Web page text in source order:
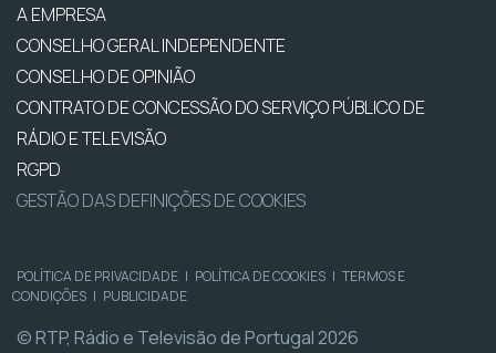
A EMPRESA
CONSELHO GERAL INDEPENDENTE
CONSELHO DE OPINIÃO
CONTRATO DE CONCESSÃO DO SERVIÇO PÚBLICO DE
RÁDIO E TELEVISÃO
RGPD
GESTÃO DAS DEFINIÇÕES DE COOKIES
POLÍTICA DE PRIVACIDADE | POLÍTICA DE COOKIES | TERMOS E
CONDIÇÕES | PUBLICIDADE
© RTP, Rádio e Televisão de Portugal 2026